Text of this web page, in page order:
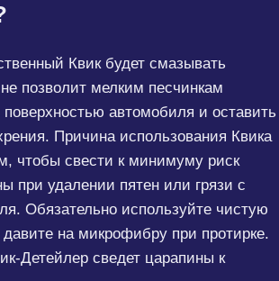
Квик будет смазывать
позволит мелким песчинкам
поверхностью автомобиля и оставить
Причина использования Квика
чтобы свести к минимуму риск
при удалении пятен или грязи с
Обязательно используйте чистую
на микрофибру при протирке.
Детейлер сведет царапины к